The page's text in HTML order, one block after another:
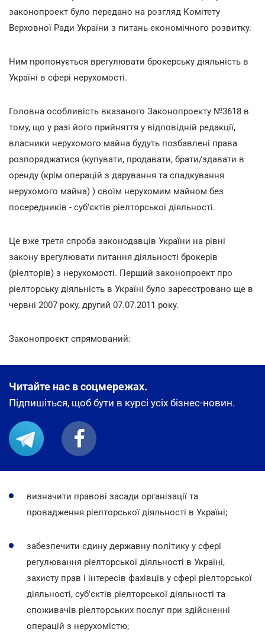
законопроект було передано на розгляд Комітету
Верховної Ради України з питань економічного розвитку.
Ним пропонується врегулювати брокерську діяльність в
Україні в сфері нерухомості.
Головна особливість вказаного Законопроекту №3618 в
тому, що у разі його прийняття у відповідній редакції,
власники нерухомого майна будуть позбавлені права
розпоряджатися (купувати, продавати, брати/здавати в
оренду (крім операцій з дарування та спадкування
нерухомого майна) ) своїм нерухомим майном без
посередників - суб'єктів ріелторської діяльності.
Це вже третя спроба законодавців України на рівні
закону врегулювати питання діяльності брокерів
(ріелторів) з нерухомості. Перший законопроект про
ріелторську діяльність в Україні було зареєстровано ще в
червні 2007 року, другий 07.07.2011 року.
Законопроєкт спрямований:
Читайте нас в соцмережах.
Підпишіться, щоб бути в курсі усіх бізнес-новин.
визначити правові засади організації та
провадження ріелторської діяльності в Україні;
забезпечити єдину державну політику у сфері
регулювання ріелторської діяльності в Україні,
захисту прав і інтересів фахівців у сфері ріелторської
діяльності, суб'єктів ріелторської діяльності та
споживачів ріелторських послуг при здійсненні
операцій з нерухомістю;